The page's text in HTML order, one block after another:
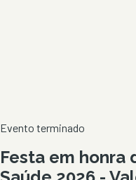
Evento terminado
Festa em honra